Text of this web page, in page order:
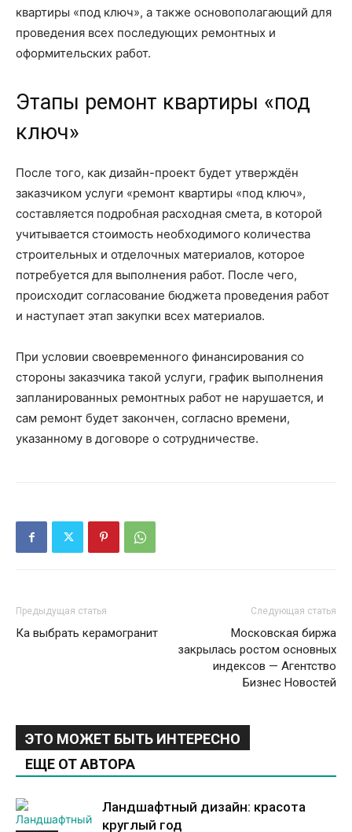
квартиры «под ключ», а также основополагающий для
проведения всех последующих ремонтных и
оформительских работ.
Этапы ремонт квартиры «под
ключ»
После того, как дизайн-проект будет утверждён
заказчиком услуги «ремонт квартиры «под ключ»,
составляется подробная расходная смета, в которой
учитывается стоимость необходимого количества
строительных и отделочных материалов, которое
потребуется для выполнения работ. После чего,
происходит согласование бюджета проведения работ
и наступает этап закупки всех материалов.
При условии своевременного финансирования со
стороны заказчика такой услуги, график выполнения
запланированных ремонтных работ не нарушается, и
сам ремонт будет закончен, согласно времени,
указанному в договоре о сотрудничестве.
Предыдущая статья
Ка выбрать керамогранит
Следующая статья
Московская биржа
закрылась ростом основных
индексов — Агентство
Бизнес Новостей
ЭТО МОЖЕТ БЫТЬ ИНТЕРЕСНО
ЕЩЕ ОТ АВТОРА
Ландшафтный дизайн: красота
круглый год